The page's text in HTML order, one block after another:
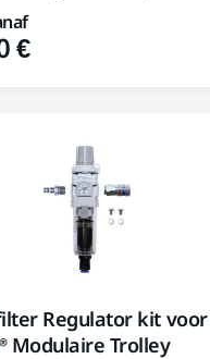
€
Regulator kit voor
Modulaire Trolley